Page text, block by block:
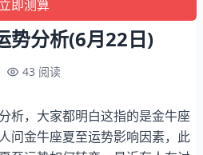
势分析(6月22日)
43 阅读
析，大家都明白这指的是金牛座
问金牛座夏至运势影响因素，此